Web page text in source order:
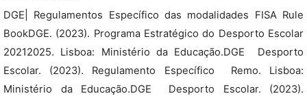
DGE| Regulamentos Específico das modalidades FISA Rule
BookDGE. (2023). Programa Estratégico do Desporto Escolar
20212025. Lisboa: Ministério da Educação.DGE  Desporto
Escolar. (2023). Regulamento Específico  Remo. Lisboa:
Ministério da Educação.DGE  Desporto Escolar. (2023).